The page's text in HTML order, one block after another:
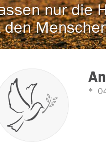
nur die
den